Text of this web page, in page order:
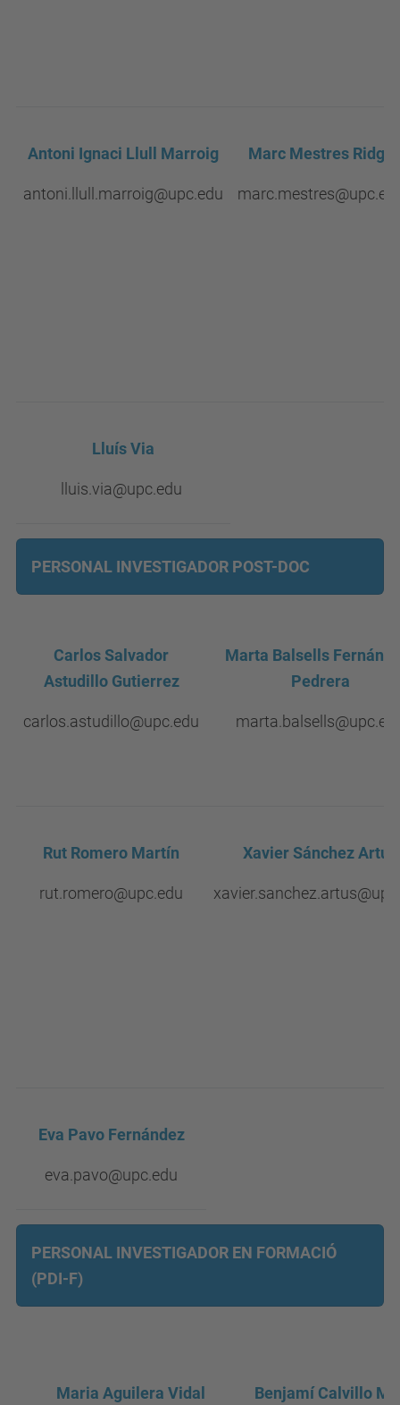
Antoni Ignaci Llull Marroig
antoni.llull.marroig@upc.edu
Marc Mestres Ridge
Lluís Via
lluis.via@upc.edu
PERSONAL INVESTIGADOR POST-DOC
Carlos Salvador
Astudillo Gutierrez
carlos.astudillo@upc.edu
Marta Balsells
Pedrera
Rut Romero Martín
rut.romero@upc.edu
Xavier Sánchez Artús
Eva Pavo Fernández
eva.pavo@upc.edu
PERSONAL INVESTIGADOR EN FORMACIÓ
(PDI-F)
Maria Aguilera Vidal Benjamí Calvillo